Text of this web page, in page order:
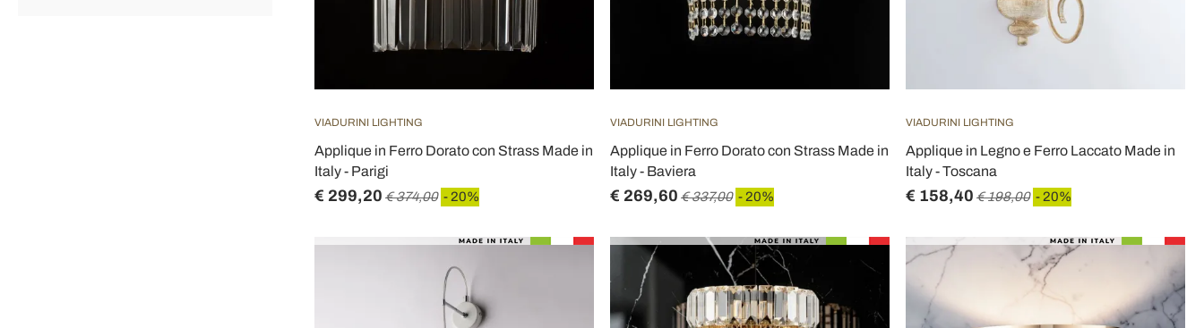
VIADURINI LIGHTING
Applique in Ferro Dorato con Strass Made in
Italy - Parigi
€ 299,20 € 374,00 - 20%
VIADURINI LIGHTING
Applique in Ferro Dorato con Strass Made in
Italy - Baviera
€ 269,60 € 337,00 - 20%
VIADURINI LIGHTING
Applique in Legno e Ferro Laccato Made in
Italy - Toscana
€ 158,40 € 198,00 - 20%